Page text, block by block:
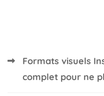
Formats visuels
complet pour ne